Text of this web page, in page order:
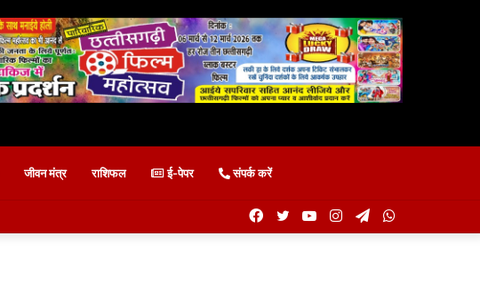
जीवन मंत्र राशिफल ई-पेपर संपर्क करें
Telegram
Instagram
YouTube
Twitter
Facebook